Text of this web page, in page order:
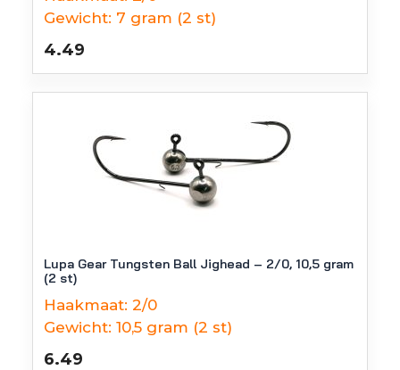
Gewicht: 7 gram (2 st)
4.49
Lupa Gear Tungsten Ball Jighead – 2/0, 10,5 gram
(2 st)
Haakmaat: 2/0
Gewicht: 10,5 gram (2 st)
6.49